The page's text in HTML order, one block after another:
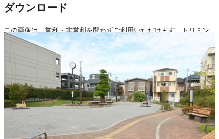
ダウンロード
この画像は、営利・非営利を問わずご利用いただけます。トリミン
グ・色変更などの改変も可能です。クレジット表記は必須です。
※本サイトの 利用規約 も適用されます。
営利利用
可
改変
可